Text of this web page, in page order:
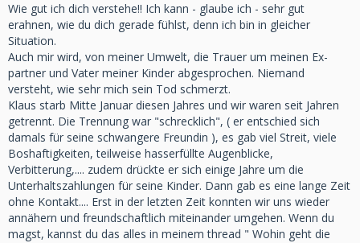
Wie gut ich dich verstehe!! Ich kann - glaube ich - sehr gut
erahnen, wie du dich gerade fühlst, denn ich bin in gleicher
Situation.
Auch mir wird, von meiner Umwelt, die Trauer um meinen Ex-
partner und Vater meiner Kinder abgesprochen. Niemand
versteht, wie sehr mich sein Tod schmerzt.
Klaus starb Mitte Januar diesen Jahres und wir waren seit Jahren
getrennt. Die Trennung war "schrecklich", ( er entschied sich
damals für seine schwangere Freundin ), es gab viel Streit, viele
Boshaftigkeiten, teilweise hasserfüllte Augenblicke,
Verbitterung,.... zudem drückte er sich einige Jahre um die
Unterhaltszahlungen für seine Kinder. Dann gab es eine lange Zeit
ohne Kontakt.... Erst in der letzten Zeit konnten wir uns wieder
annähern und freundschaftlich miteinander umgehen. Wenn du
magst, kannst du das alles in meinem thread " Wohin geht die